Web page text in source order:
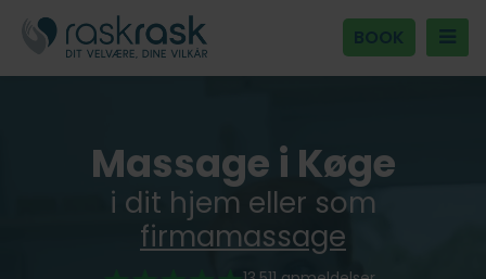
BOOK
Massage i Køge
i dit hjem eller som
firmamassage